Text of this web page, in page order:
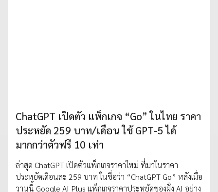
ChatGPT เปิดตัว แพ็กเกจ “Go” ในไทย ราคา
ประหยัด 259 บาท/เดือน ใช้ GPT-5 ได้
มากกว่าตัวฟรี 10 เท่า
ล่าสุด ChatGPT เปิดตัวแพ็กเกจราคาใหม่ ที่มาในราคา
ประหยัดเดือนละ 259 บาท ในชื่อว่า “ChatGPT Go” หลังเมื่อ
วานนี้ Google AI Plus แพ็กเกจราคาประหยัดของฝั่ง AI อย่าง